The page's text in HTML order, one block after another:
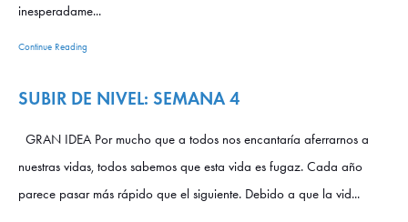
inesperadame...
Continue Reading
SUBIR DE NIVEL: SEMANA 4
GRAN IDEA Por mucho que a todos nos encantaría aferrarnos a
nuestras vidas, todos sabemos que esta vida es fugaz. Cada año
parece pasar más rápido que el siguiente. Debido a que la vid...